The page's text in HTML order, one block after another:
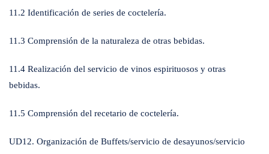
11.2 Identificación de series de coctelería.
11.3 Comprensión de la naturaleza de otras bebidas.
11.4 Realización del servicio de vinos espirituosos y otras
bebidas.
11.5 Comprensión del recetario de coctelería.
UD12. Organización de Buffets/servicio de desayunos/servicio